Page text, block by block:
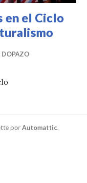
en el Ciclo
DOPAZO
porAutomattic.